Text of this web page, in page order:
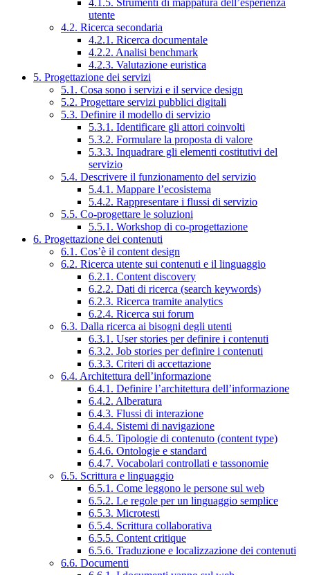
4.1.5. Strumenti di mappatura dell’esperienza
utente
4.2. Ricerca secondaria
4.2.1. Ricerca documentale
4.2.2. Analisi benchmark
4.2.3. Valutazione euristica
5. Progettazione dei servizi
5.1. Cosa sono i servizi e il service design
5.2. Progettare servizi pubblici digitali
5.3. Definire il modello di servizio
5.3.1. Identificare gli attori coinvolti
5.3.2. Formulare la proposta di valore
5.3.3. Inquadrare gli elementi costitutivi del
servizio
5.4. Descrivere il funzionamento del servizio
5.4.1. Mappare l’ecosistema
5.4.2. Rappresentare i flussi di servizio
5.5. Co-progettare le soluzioni
5.5.1. Workshop di co-progettazione
6. Progettazione dei contenuti
6.1. Cos’è il content design
6.2. Ricerca utente sui contenuti e il linguaggio
6.2.1. Content discovery
6.2.2. Dati di ricerca (search keywords)
6.2.3. Ricerca tramite analytics
6.2.4. Ricerca sui forum
6.3. Dalla ricerca ai bisogni degli utenti
6.3.1. User stories per definire i contenuti
6.3.2. Job stories per definire i contenuti
6.3.3. Criteri di accettazione
6.4. Architettura dell’informazione
6.4.1. Definire l’architettura dell’informazione
6.4.2. Alberatura
6.4.3. Flussi di interazione
6.4.4. Sistemi di navigazione
6.4.5. Tipologie di contenuto (content type)
6.4.6. Ontologie e standard
6.4.7. Vocabolari controllati e tassonomie
6.5. Scrittura e linguaggio
6.5.1. Come leggono le persone sul web
6.5.2. Le regole per un linguaggio semplice
6.5.3. Microtesti
6.5.4. Scrittura collaborativa
6.5.5. Content critique
6.5.6. Traduzione e localizzazione dei contenuti
6.6. Documenti